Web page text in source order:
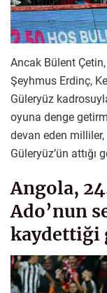
Ancak Bülent
Şeyhmus Erdinç,
Güleryüz
oyuna denge
devan eden milliler,
Güleryüz’ün attığı
Angola,
Ado’nun
kaydettiği